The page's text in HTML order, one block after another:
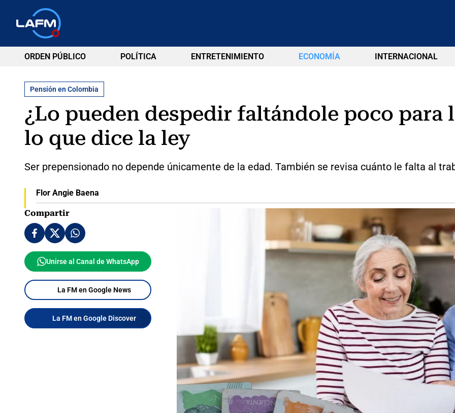
ORDEN PÚBLICO POLÍTICA ENTRETENIMIENTO ECONOMÍA INTERNACIONAL
Pensión en Colombia
¿Lo pueden despedir faltándole poco para
lo que dice la ley
Ser prepensionado no depende únicamente de la edad. También se revisa cuánto le falta al
Flor Angie Baena
Compartir
Unirse al Canal de WhatsApp
La FM en Google News
La FM en Google Discover